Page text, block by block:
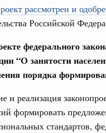
рассмотрен и
Российской
федерального
“О занятости
порядка
и реализация
формировать
стандартов,
форума
на тему
укрепляем
5 августа, среда
примет